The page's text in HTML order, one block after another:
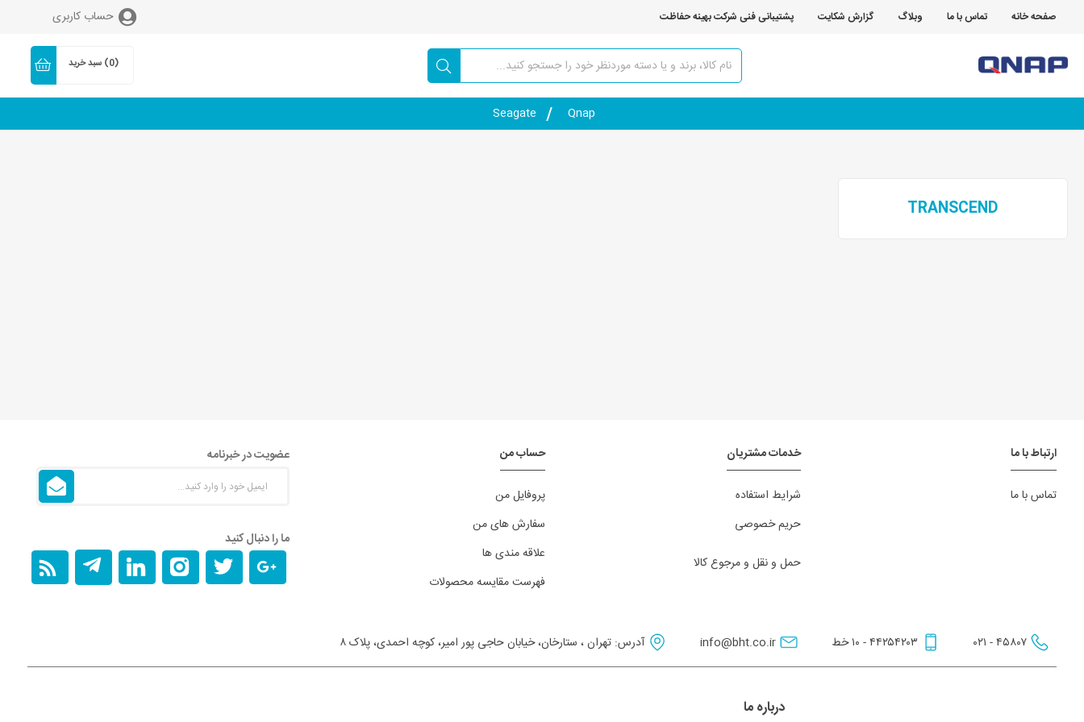
صفحه خانه تماس با ما وبلاگ گزارش شکایت پشتیبانی فنی شرکت بهینه حفاظت حساب کاربری
(0) سبد خرید
Qnap
Seagate
TRANSCEND
ارتباط با ما
تماس با ما
خدمات مشتریان
شرایط استفاده
حریم خصوصی
حمل و نقل و مرجوع کالا
حساب من
پروفایل من
سفارش های من
علاقه مندی‌ ها
فهرست مقایسه محصولات
عضویت در خبرنامه
ما را دنبال کنید
۴۵۸۰۷ - ۰۲۱ ۴۴۲۵۴۲۰۳ - ۱۰ خط info@bht.co.ir آدرس: تهران ، ستارخان، خیابان حاجی پور امیر، کوچه احمدی، پلاک ۸
درباره ما